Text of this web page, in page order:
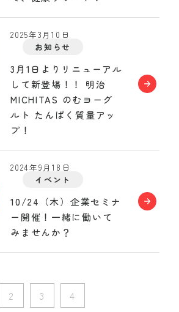
2025年3月10日
お知らせ
3月1日よりリニューアル
して新登場！！ 明治
MICHITAS のむヨーグ
ルト たんぱく質量アッ
プ！
2024年9月18日
イベント
10/24（木）企業セミナ
ー開催！一緒に働いて
みませんか？
2 3 4